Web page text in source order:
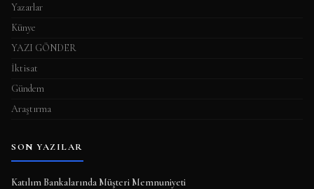
Yazarlar
Künye
YAZI GÖNDER
İktisat
Gündem
Araştırma
SON YAZILAR
Katılım Bankalarında Müşteri Memnuniyeti